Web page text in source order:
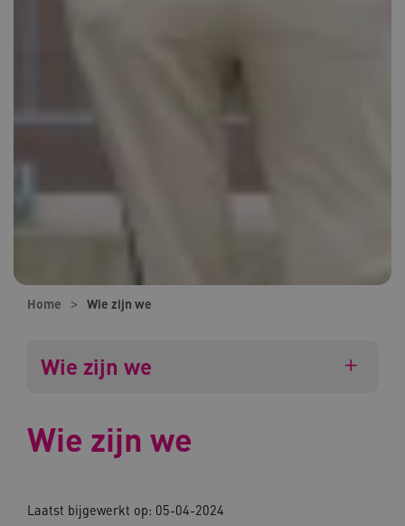
Home Wie zijn we
Wie zijn we
Wie zijn we
Laatst bijgewerkt op: 05-04-2024